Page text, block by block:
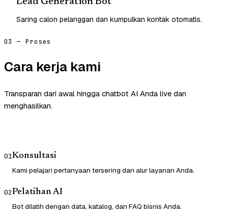
Saring calon pelanggan dan kumpulkan kontak otomatis.
03 — Proses
Cara kerja kami
Transparan dari awal hingga chatbot AI Anda live dan
menghasilkan.
01Konsultasi
Kami pelajari pertanyaan tersering dan alur layanan Anda.
02Pelatihan AI
Bot dilatih dengan data, katalog, dan FAQ bisnis Anda.